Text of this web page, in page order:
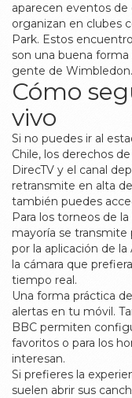
aparecen eventos
organizan en clubes
Park. Estos
son una buena forma
gente de Wimbledon.
Cómo
vivo
Si no puedes ir al
Chile, los derechos
DirecTV y el canal
retransmite en alta
también puedes
Para los torneos de
mayoría se transmite
por la aplicación de
la cámara que
tiempo real.
Una forma práctica
alertas en tu móvil.
BBC permiten
favoritos o para los
interesan.
Si prefieres la
suelen abrir sus